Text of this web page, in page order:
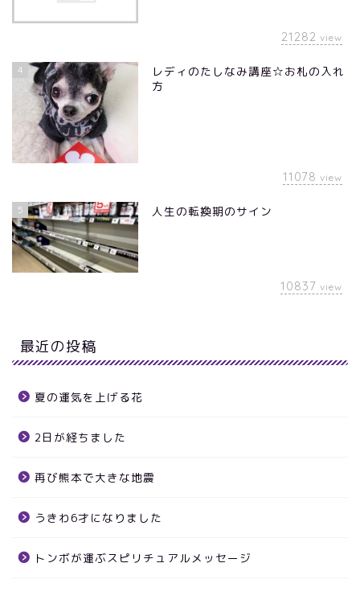
21282 view
4
レディのたしなみ講座☆お札の入れ
方
11078 view
5 人生の転換期のサイン
10837 view
最近の投稿
夏の運気を上げる花
2日が経ちました
再び熊本で大きな地震
うきわ6才になりました
トンボが運ぶスピリチュアルメッセージ